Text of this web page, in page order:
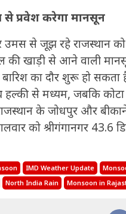
प्रवेश करेगा मानसून
उमस से जूझ रहे राजस्थान
की खाड़ी से आने वाली
बारिश का दौर शुरू हो
से मध्यम, जबकि
के जोधपुर और
को श्रीगंगानगर 43.6
IMD Weather Update
North India Rain Monsoon in